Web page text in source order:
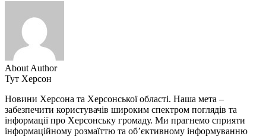
About Author
Тут Херсон
Новини Херсона та Херсонської області. Наша мета –
забезпечити користувачів широким спектром поглядів та
інформації про Херсонську громаду. Ми прагнемо сприяти
інформаційному розмаїттю та об’єктивному інформуванню